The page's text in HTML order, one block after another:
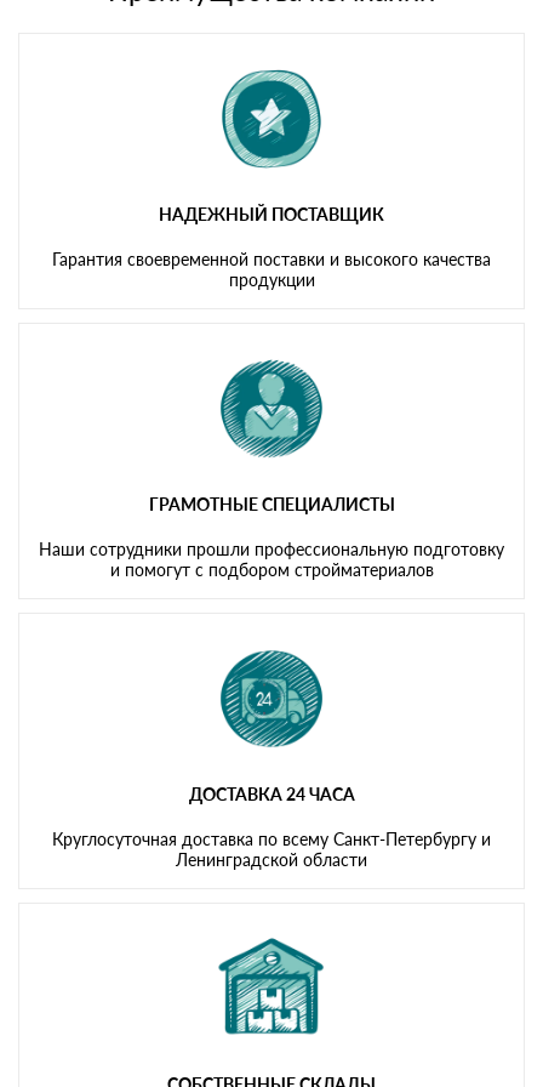
НАДЕЖНЫЙ ПОСТАВЩИК
Гарантия своевременной поставки и высокого качества
продукции
ГРАМОТНЫЕ СПЕЦИАЛИСТЫ
Наши сотрудники прошли профессиональную подготовку
и помогут с подбором стройматериалов
ДОСТАВКА 24 ЧАСА
Круглосуточная доставка по всему Санкт-Петербургу и
Ленинградской области